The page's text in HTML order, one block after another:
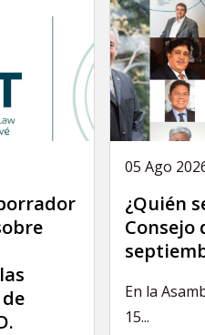
05 Ago
¿Quién
Consejo
En la
15...